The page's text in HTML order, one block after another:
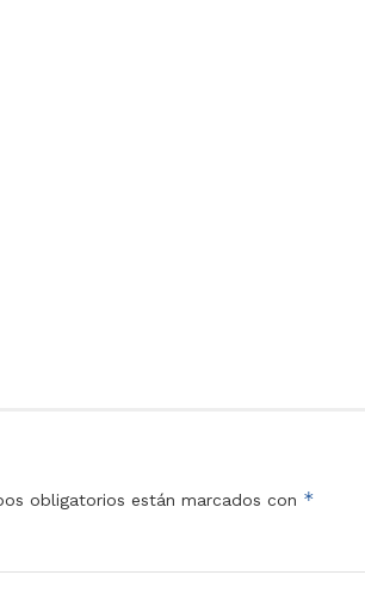
obligatorios están marcados con *